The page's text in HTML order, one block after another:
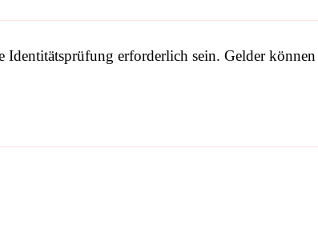
erforderlich sein. Gelder